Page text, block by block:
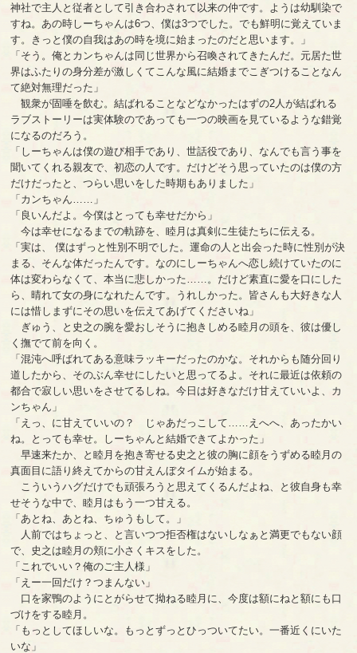
神社で主人と従者として引き合わされて以来の仲です。ようは幼馴染で
すね。あの時しーちゃんは6つ、僕は3つでした。でも鮮明に覚えていま
す。きっと僕の自我はあの時を境に始まったのだと思います。」
「そう。俺とカンちゃんは同じ世界から召喚されてきたんだ。元居た世
界はふたりの身分差が激しくてこんな風に結婚までこぎつけることなん
て絶対無理だった」
観衆が固唾を飲む。結ばれることなどなかったはずの2人が結ばれる
ラブストーリーは実体験のであっても一つの映画を見ているような錯覚
になるのだろう。
「しーちゃんは僕の遊び相手であり、世話役であり、なんでも言う事を
聞いてくれる親友で、初恋の人です。だけどそう思っていたのは僕の方
だけだったと、つらい思いをした時期もありました」
「カンちゃん……」
「良いんだよ。今僕はとっても幸せだから」
今は幸せになるまでの軌跡を、睦月は真剣に生徒たちに伝える。
「実は、 僕はずっと性別不明でした。運命の人と出会った時に性別が決
まる、そんな体だったんです。なのにしーちゃんへ恋し続けていたのに
体は変わらなくて、本当に悲しかった……。だけど素直に愛を口にした
ら、晴れて女の身になれたんです。うれしかった。皆さんも大好きな人
には惜しまずにその思いを伝えてあげてくださいね」
ぎゅう、と史之の腕を愛おしそうに抱きしめる睦月の頭を、彼は優し
く撫でて前を向く。
「混沌へ呼ばれてある意味ラッキーだったのかな。それからも随分回り
道したから、そのぶん幸せにしたいと思ってるよ。それに最近は依頼の
都合で寂しい思いをさせてるしね。今日は好きなだけ甘えていいよ、カ
ンちゃん」
「えっ、に甘えていいの？ じゃあだっこして……えへへ、あったかい
ね。とっても幸せ。しーちゃんと結婚できてよかった」
早速来たか、と睦月を抱き寄せる史之と彼の胸に顔をうずめる睦月の
真面目に語り終えてからの甘えんぼタイムが始まる。
こういうハグだけでも頑張ろうと思えてくるんだよね、と彼自身も幸
せそうな中で、睦月はもう一つ甘える。
「あとね、あとね、ちゅうもして。」
人前ではちょっと、と言いつつ拒否権はないしなぁと満更でもない顔
で、史之は睦月の頬に小さくキスをした。
「これでいい？俺のご主人様」
「えー一回だけ？つまんない」
口を家鴨のようにとがらせて拗ねる睦月に、今度は額にねと額にも口
づけをする睦月。
「もっとしてほしいな。もっとずっとひっついてたい。一番近くにいた
いな」